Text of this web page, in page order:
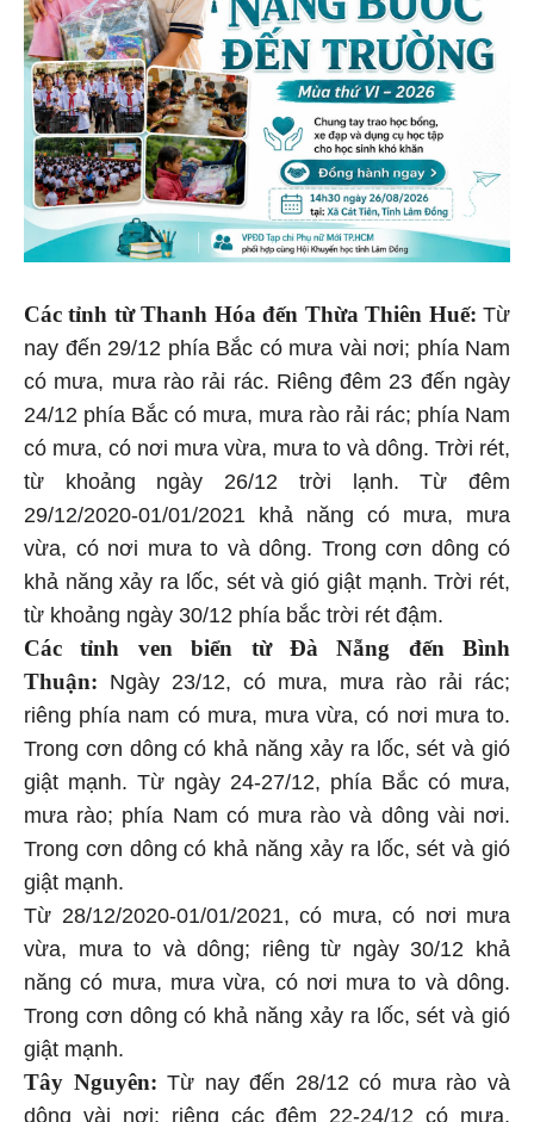
Các tỉnh từ Thanh Hóa đến Thừa Thiên Huế: Từ
nay đến 29/12 phía Bắc có mưa vài nơi; phía Nam
có mưa, mưa rào rải rác. Riêng đêm 23 đến ngày
24/12 phía Bắc có mưa, mưa rào rải rác; phía Nam
có mưa, có nơi mưa vừa, mưa to và dông. Trời rét,
từ khoảng ngày 26/12 trời lạnh. Từ đêm
29/12/2020-01/01/2021 khả năng có mưa, mưa
vừa, có nơi mưa to và dông. Trong cơn dông có
khả năng xảy ra lốc, sét và gió giật mạnh. Trời rét,
từ khoảng ngày 30/12 phía bắc trời rét đậm.
Các tỉnh ven biển từ Đà Nẵng đến Bình
Thuận: Ngày 23/12, có mưa, mưa rào rải rác;
riêng phía nam có mưa, mưa vừa, có nơi mưa to.
Trong cơn dông có khả năng xảy ra lốc, sét và gió
giật mạnh. Từ ngày 24-27/12, phía Bắc có mưa,
mưa rào; phía Nam có mưa rào và dông vài nơi.
Trong cơn dông có khả năng xảy ra lốc, sét và gió
giật mạnh.
Từ 28/12/2020-01/01/2021, có mưa, có nơi mưa
vừa, mưa to và dông; riêng từ ngày 30/12 khả
năng có mưa, mưa vừa, có nơi mưa to và dông.
Trong cơn dông có khả năng xảy ra lốc, sét và gió
giật mạnh.
Tây Nguyên:Từ nay đến 28/12 có mưa rào và
dông vài nơi; riêng các đêm 22-24/12 có mưa,